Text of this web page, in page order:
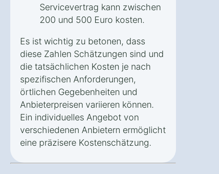
Servicevertrag kann zwischen
200 und 500 Euro kosten.
Es ist wichtig zu betonen, dass
diese Zahlen Schätzungen sind und
die tatsächlichen Kosten je nach
spezifischen Anforderungen,
örtlichen Gegebenheiten und
Anbieterpreisen variieren können.
Ein individuelles Angebot von
verschiedenen Anbietern ermöglicht
eine präzisere Kostenschätzung.